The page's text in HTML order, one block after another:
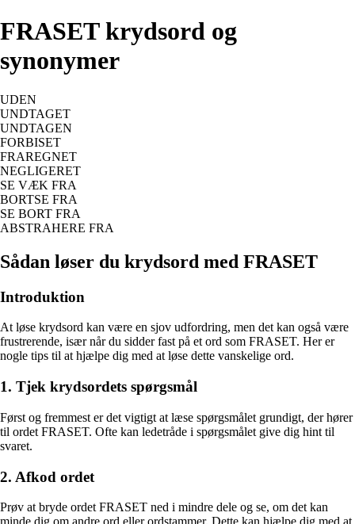
FRASET krydsord og
synonymer
UDEN
UNDTAGET
UNDTAGEN
FORBISET
FRAREGNET
NEGLIGERET
SE VÆK FRA
BORTSE FRA
SE BORT FRA
ABSTRAHERE FRA
Sådan løser du krydsord med FRASET
Introduktion
At løse krydsord kan være en sjov udfordring, men det kan også være
frustrerende, især når du sidder fast på et ord som FRASET. Her er
nogle tips til at hjælpe dig med at løse dette vanskelige ord.
1. Tjek krydsordets spørgsmål
Først og fremmest er det vigtigt at læse spørgsmålet grundigt, der hører
til ordet FRASET. Ofte kan ledetråde i spørgsmålet give dig hint til
svaret.
2. Afkod ordet
Prøv at bryde ordet FRASET ned i mindre dele og se, om det kan